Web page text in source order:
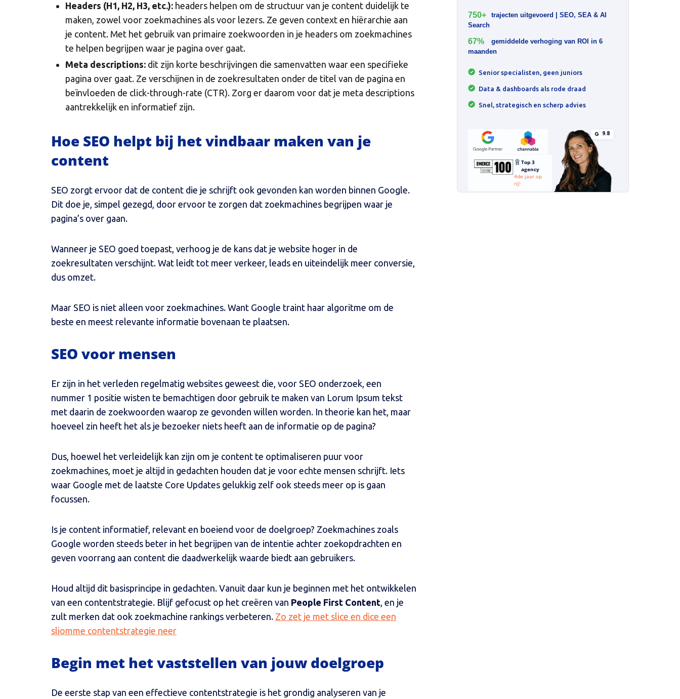
Headers (H1, H2, H3, etc.):headers helpen om de structuur van je content duidelijk te
maken, zowel voor zoekmachines als voor lezers. Ze geven context en hiërarchie aan
je content. Met het gebruik van primaire zoekwoorden in je headers om zoekmachines
te helpen begrijpen waar je pagina over gaat.
Meta descriptions:dit zijn korte beschrijvingen die samenvatten waar een specifieke
pagina over gaat. Ze verschijnen in de zoekresultaten onder de titel van de pagina en
beïnvloeden de click-through-rate (CTR). Zorg er daarom voor dat je meta descriptions
aantrekkelijk en informatief zijn.
Hoe SEO helpt bij het vindbaar maken van je
content
SEO zorgt ervoor dat de content die je schrijft ook gevonden kan worden binnen Google.
Dit doe je, simpel gezegd, door ervoor te zorgen dat zoekmachines begrijpen waar je
pagina’s over gaan.
Wanneer je SEO goed toepast, verhoog je de kans dat je website hoger in de
zoekresultaten verschijnt. Wat leidt tot meer verkeer, leads en uiteindelijk meer conversie,
dus omzet.
Maar SEO is niet alleen voor zoekmachines. Want Google traint haar algoritme om de
beste en meest relevante informatie bovenaan te plaatsen.
SEO voor mensen
Er zijn in het verleden regelmatig websites geweest die, voor SEO onderzoek, een
nummer 1 positie wisten te bemachtigen door gebruik te maken van Lorum Ipsum tekst
met daarin de zoekwoorden waarop ze gevonden willen worden. In theorie kan het, maar
hoeveel zin heeft het als je bezoeker niets heeft aan de informatie op de pagina?
Dus, hoewel het verleidelijk kan zijn om je content te optimaliseren puur voor
zoekmachines, moet je altijd in gedachten houden dat je voor echte mensen schrijft. Iets
waar Google met de laatste Core Updates gelukkig zelf ook steeds meer op is gaan
focussen.
Is je content informatief, relevant en boeiend voor de doelgroep? Zoekmachines zoals
Google worden steeds beter in het begrijpen van de intentie achter zoekopdrachten en
geven voorrang aan content die daadwerkelijk waarde biedt aan gebruikers.
Houd altijd dit basisprincipe in gedachten. Vanuit daar kun je beginnen met het ontwikkelen
van een contentstrategie. Blijf gefocust op het creëren van People First Content, en je
zult merken dat ook zoekmachine rankings verbeteren. Zo zet je met slice en dice een
sliomme contentstrategie neer
Begin met het vaststellen van jouw doelgroep
De eerste stap van een effectieve contentstrategie is het grondig analyseren van je
750+
trajecten uitgevoerd | SEO, SEA & AI
Search
67%
gemiddelde verhoging van ROI in 6
maanden
Senior specialisten, geen juniors
Data & dashboards als rode draad
Snel, strategisch en scherp advies
Top 3
agency
4de jaar op
rij!
9.8